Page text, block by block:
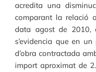
acredita una
comparant la relació
data agost de 2010,
s’evidencia que en
d’obra contractada
import aproximat de